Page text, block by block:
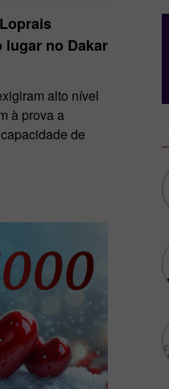
no Dakar
alto nível
à prova a
de